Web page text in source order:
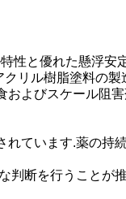
性と優れた懸浮安
リル樹脂塗料の
およびスケール阻
ています.薬の持
判断を行うことが